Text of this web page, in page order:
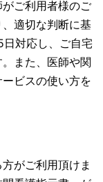
ご利用者様のご
適切な判断に基
対応し、ご自宅
また、医師や関
ビスの使い方を
がご利用頂けま